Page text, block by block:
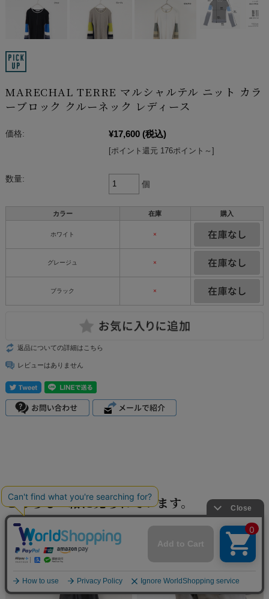
MARECHAL TERRE マルシャルテル ニット カラ
ーブロック クルーネック レディース
価格: ¥17,600 (税込)
[ポイント還元 176ポイント～]
数量:
個
カラー 在庫 購入
ホワイト ×
グレージュ ×
ブラック ×
返品についての詳細はこちら
レビューはありません
こちらも一緒に見られています。